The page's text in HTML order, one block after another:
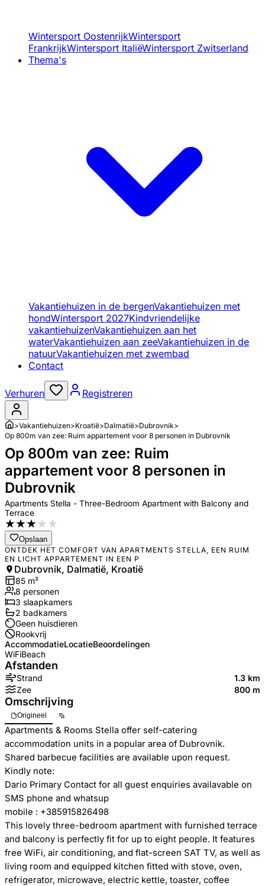
Wintersport OostenrijkWintersport
FrankrijkWintersport ItaliëWintersport Zwitserland
Thema's
Vakantiehuizen in de bergenVakantiehuizen met
hondWintersport 2027Kindvriendelijke
vakantiehuizenVakantiehuizen aan het
waterVakantiehuizen aan zeeVakantiehuizen in de
natuurVakantiehuizen met zwembad
Contact
Verhuren Registreren
>Vakantiehuizen>Kroatië>Dalmatië>Dubrovnik>
Op 800m van zee: Ruim appartement voor 8 personen in Dubrovnik
Op 800m van zee: Ruim
appartement voor 8 personen in
Dubrovnik
Apartments Stella - Three-Bedroom Apartment with Balcony and
Terrace
★★★★★
Opslaan
ONTDEK HET COMFORT VAN APARTMENTS STELLA, EEN RUIM
EN LICHT APPARTEMENT IN EEN P
Dubrovnik, Dalmatië, Kroatië
85 m²
8 personen
3 slaapkamers
2 badkamers
Geen huisdieren
Rookvrij
AccommodatieLocatieBeoordelingen
WiFiBeach
Afstanden
Strand
1.3 km
Zee
800 m
Omschrijving
Origineel
Apartments & Rooms Stella offer self-catering
accommodation units in a popular area of Dubrovnik.
Shared barbecue facilities are available upon request.
Kindly note:
Dario Primary Contact for all guest enquiries availavable on
SMS phone and whatsup
mobile : +385915826498
This lovely three-bedroom apartment with furnished terrace
and balcony is perfectly fit for up to eight people. It features
free WiFi, air conditioning, and flat-screen SAT TV, as well as
living room and equipped kitchen fitted with stove, oven,
refrigerator, microwave, electric kettle, toaster, coffee